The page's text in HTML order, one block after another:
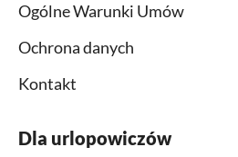
Ogólne Warunki Umów
Ochrona danych
Kontakt
Dla urlopowiczów